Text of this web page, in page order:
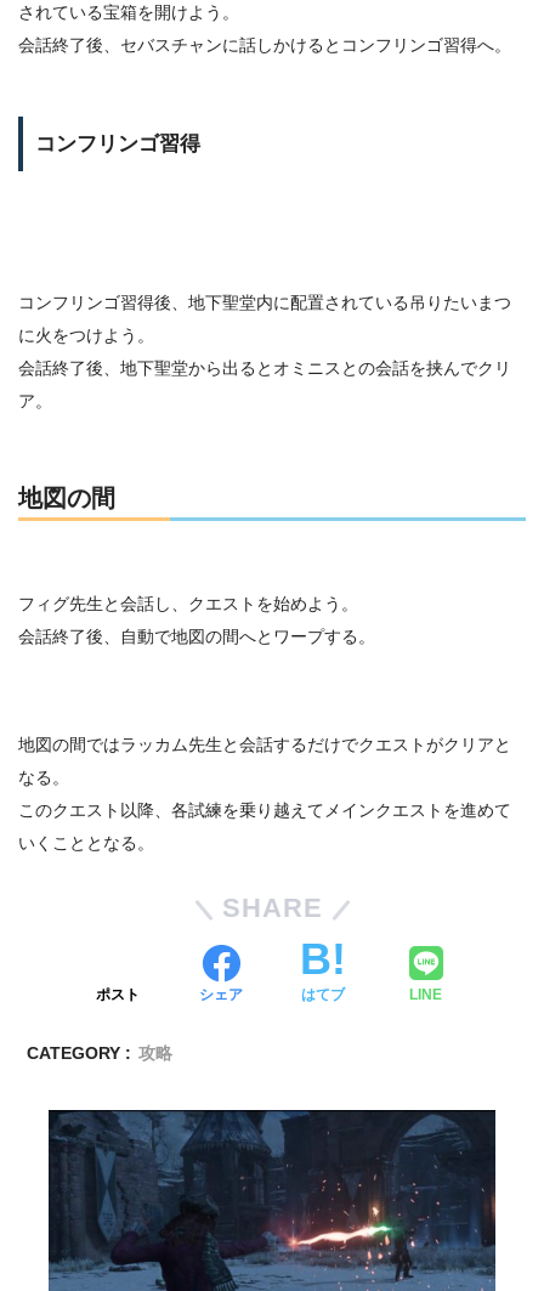
されている宝箱を開けよう。
会話終了後、セバスチャンに話しかけるとコンフリンゴ習得へ。
コンフリンゴ習得
コンフリンゴ習得後、地下聖堂内に配置されている吊りたいまつ
に火をつけよう。
会話終了後、地下聖堂から出るとオミニスとの会話を挟んでクリ
ア。
地図の間
フィグ先生と会話し、クエストを始めよう。
会話終了後、自動で地図の間へとワープする。
地図の間ではラッカム先生と会話するだけでクエストがクリアと
なる。
このクエスト以降、各試練を乗り越えてメインクエストを進めて
いくこととなる。
SHARE
ポスト シェア はてブ LINE
CATEGORY : 攻略